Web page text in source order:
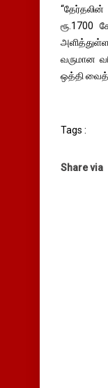
ரூ.1700
வருமான
ஒத்தி
Tags :
Share via